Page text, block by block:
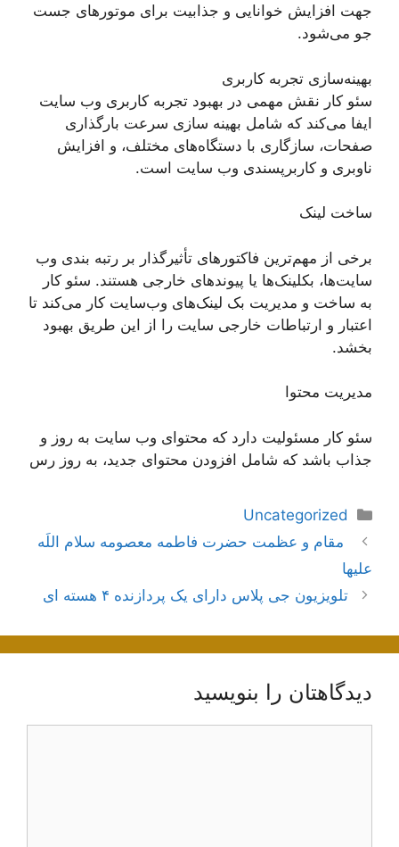
جهت افزایش خوانایی و جذابیت برای موتورهای جست
جو می‌شود.
بهینه‌سازی تجربه کاربری
سئو کار نقش مهمی در بهبود تجربه کاربری وب سایت
ایفا می‌کند که شامل بهینه سازی سرعت بارگذاری
صفحات، سازگاری با دستگاه‌های مختلف، و افزایش
ناوبری و کاربرپسندی وب سایت است.
ساخت لینک
برخی از مهم‌ترین فاکتورهای تأثیرگذار بر رتبه بندی وب
سایت‌ها، بکلینک‌ها یا پیوندهای خارجی هستند. سئو کار
به ساخت و مدیریت بک لینک‌های وب‌سایت کار می‌کند تا
اعتبار و ارتباطات خارجی سایت را از این طریق بهبود
بخشد.
مدیریت محتوا
سئو کار مسئولیت دارد که محتوای وب سایت به روز و
جذاب باشد که شامل افزودن محتوای جدید، به روز رس
دسته‌ها
Uncategorized
ناوبری
نوشته‌ها
مقام و عظمت حضرت فاطمه معصومه سلام اللَه
عليها
تلویزیون جی پلاس دارای یک پردازنده ۴ هسته ای
دیدگاهتان را بنویسید